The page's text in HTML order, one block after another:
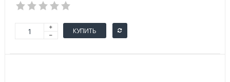
КУПИТЬ